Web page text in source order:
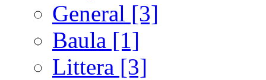
General [3]
Baula [1]
Littera [3]